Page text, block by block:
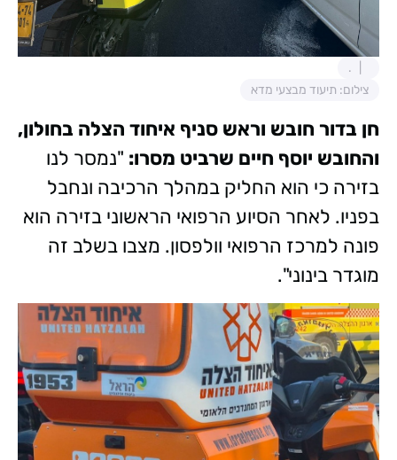
.
צילום: תיעוד מבצעי מדא
חן בדור חובש וראש סניף איחוד הצלה בחולון,
והחובש יוסף חיים שרביט מסרו: "נמסר לנו
בזירה כי הוא החליק במהלך הרכיבה ונחבל
בפניו. לאחר הסיוע הרפואי הראשוני בזירה הוא
פונה למרכז הרפואי וולפסון. מצבו בשלב זה
מוגדר בינוני".